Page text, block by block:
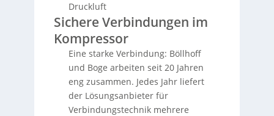
Druckluft
Sichere Verbindungen im
Kompressor
Eine starke Verbindung: Böllhoff
und Boge arbeiten seit 20 Jahren
eng zusammen. Jedes Jahr liefert
der Lösungsanbieter für
Verbindungstechnik mehrere